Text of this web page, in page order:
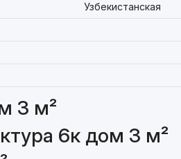
Узбекистанская
3 м²
6к дом 3 м²